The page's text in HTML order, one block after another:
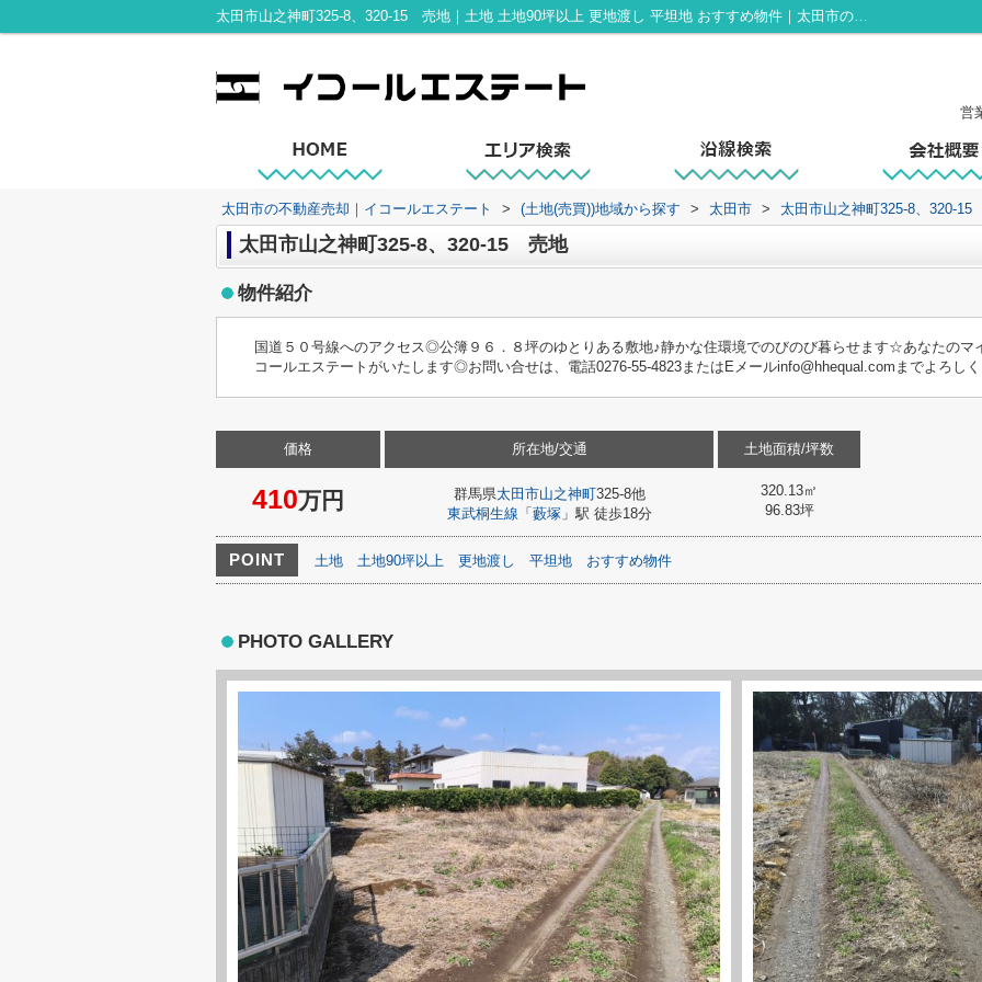
太田市山之神町325-8、320-15 売地｜土地 土地90坪以上 更地渡し 平坦地 おすすめ物件｜太田市の不動産売却｜イコールエステート
営
太田市の不動産売却｜イコールエステート > (土地(売買))地域から探す > 太田市 > 太田市山之神町325-8、320-
太田市山之神町325-8、320-15 売地
物件紹介
国道５０号線へのアクセス◎公簿９６．８坪のゆとりある敷地♪静かな住環境でのびのび暮らせます☆あなたのマ
コールエステートがいたします◎お問い合せは、電話0276-55-4823またはEメールinfo@hhequal.comまでよろし
価格
410万円
所在地/交通
群馬県太田市山之神町325-8他
東武桐生線 「 藪塚」駅 徒歩18分
土地面積/坪数
320.13㎡
96.83坪
POINT 土地 土地90坪以上 更地渡し 平坦地 おすすめ物件
PHOTO GALLERY